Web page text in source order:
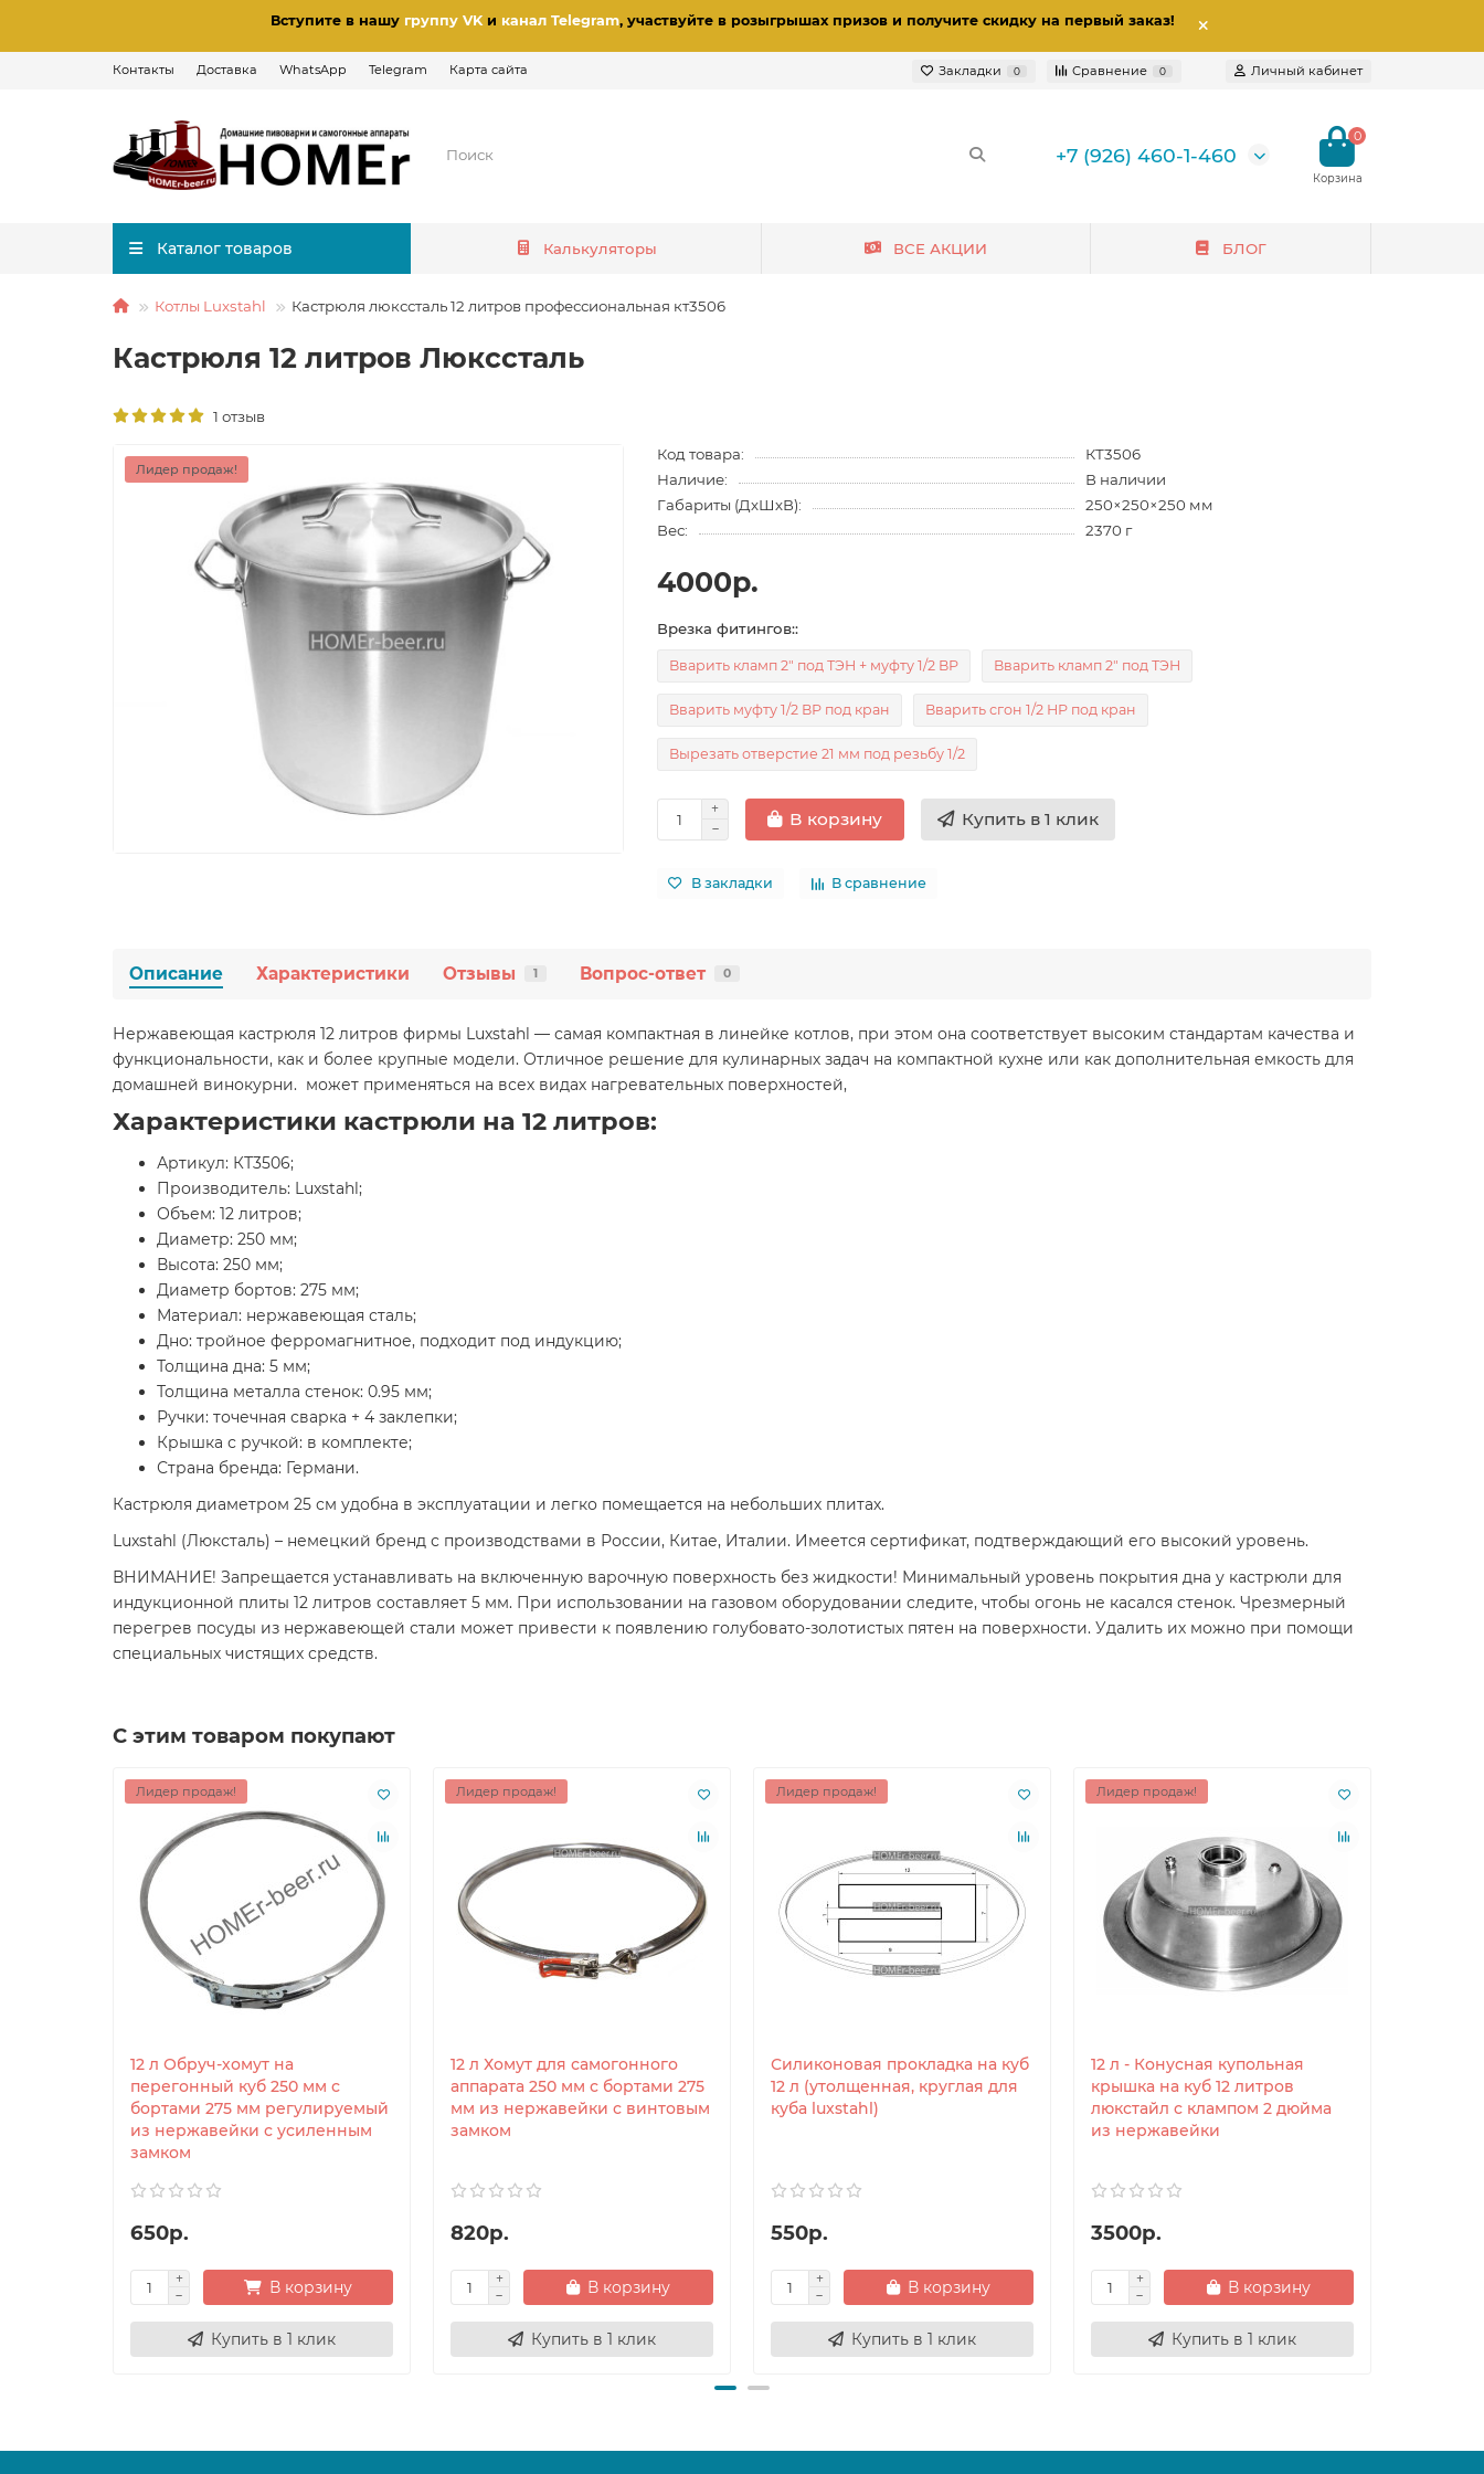
Вступите в нашу группу VKи канал Telegram, участвуйте в розыгрышах призов и получите скидку на первый заказ!
Контакты Доставка WhatsApp Telegram Карта сайта Закладки 0 Сравнение 0 Личный кабинет
+7 (926) 460-1-460
0
Каталог товаров Калькуляторы ВСЕ АКЦИИ БЛОГ
Котлы Luxstahl Кастрюля люкссталь 12 литров профессиональная кт3506
Кастрюля 12 литров Люкссталь
1 отзыв
Лидер продаж!
Код товара:
КТ3506
Наличие:
В наличии
Габариты (ДхШхВ):
250×250×250 мм
Вес:
2370 г
4000р.
Врезка фитингов::
Вварить кламп 2" под ТЭН + муфту 1/2 ВР Вварить кламп 2" под ТЭН
Вварить муфту 1/2 ВР под кран Вварить сгон 1/2 НР под кран
Вырезать отверстие 21 мм под резьбу 1/2
В корзину Купить в 1 клик
В закладки В сравнение
Описание Характеристики Отзывы 1 Вопрос-ответ 0
Нержавеющая кастрюля 12 литров фирмы Luxstahl — самая компактная в линейке котлов, при этом она соответствует высоким стандартам качества и
функциональности, как и более крупные модели. Отличное решение для кулинарных задач на компактной кухне или как дополнительная емкость для
домашней винокурни. может применяться на всех видах нагревательных поверхностей,
Характеристики кастрюли на 12 литров:
Артикул: КТ3506;
Производитель: Luxstahl;
Объем: 12 литров;
Диаметр: 250 мм;
Высота: 250 мм;
Диаметр бортов: 275 мм;
Материал: нержавеющая сталь;
Дно: тройное ферромагнитное, подходит под индукцию;
Толщина дна: 5 мм;
Толщина металла стенок: 0.95 мм;
Ручки: точечная сварка + 4 заклепки;
Крышка с ручкой: в комплекте;
Страна бренда: Германи.
Кастрюля диаметром 25 см удобна в эксплуатации и легко помещается на небольших плитах.
Luxstahl (Люксталь) – немецкий бренд с производствами в России, Китае, Италии. Имеется сертификат, подтверждающий его высокий уровень.
ВНИМАНИЕ! Запрещается устанавливать на включенную варочную поверхность без жидкости! Минимальный уровень покрытия дна у кастрюли для
индукционной плиты 12 литров составляет 5 мм. При использовании на газовом оборудовании следите, чтобы огонь не касался стенок. Чрезмерный
перегрев посуды из нержавеющей стали может привести к появлению голубовато-золотистых пятен на поверхности. Удалить их можно при помощи
специальных чистящих средств.
С этим товаром покупают
Лидер продаж!
12 л Обруч-хомут на
перегонный куб 250 мм с
бортами 275 мм регулируемый
из нержавейки с усиленным
замком
650р.
В корзину
Купить в 1 клик
Лидер продаж!
12 л Хомут для самогонного
аппарата 250 мм с бортами 275
мм из нержавейки с винтовым
замком
820р.
В корзину
Купить в 1 клик
Лидер продаж!
Силиконовая прокладка на куб
12 л (утолщенная, круглая для
куба luxstahl)
550р.
В корзину
Купить в 1 клик
Лидер продаж!
12 л - Конусная купольная
крышка на куб 12 литров
люкстайл с клампом 2 дюйма
из нержавейки
3500р.
В корзину
Купить в 1 клик